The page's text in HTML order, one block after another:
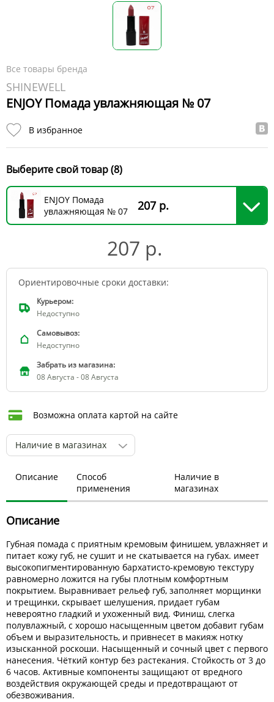
Все товары бренда
SHINEWELL
ENJOY Помада увлажняющая № 07
В избранное
Выберите свой товар (8)
ENJOY Помада
увлажняющая № 07
207 р.
207 р.
Ориентировочные сроки доставки:
Курьером:
Недоступно
Самовывоз:
Недоступно
Забрать из магазина:
08 Августа - 08 Августа
Возможна оплата картой на сайте
Наличие в магазинах
Описание
Способ
применения
Наличие в
магазинах
Описание
Губная помада с приятным кремовым финишем, увлажняет и
питает кожу губ, не сушит и не скатывается на губах. имеет
высокопигментированную бархатисто-кремовую текстуру
равномерно ложится на губы плотным комфортным
покрытием. Выравнивает рельеф губ, заполняет морщинки
и трещинки, скрывает шелушения, придает губам
невероятно гладкий и ухоженный вид. Финиш, слегка
полувлажный, с хорошо насыщенным цветом добавит губам
объем и выразительность, и привнесет в макияж нотку
изысканной роскоши. Насыщенный и сочный цвет с первого
нанесения. Чёткий контур без растекания. Стойкость от 3 до
6 часов. Активные компоненты защищают от вредного
воздействия окружающей среды и предотвращают от
обезвоживания.